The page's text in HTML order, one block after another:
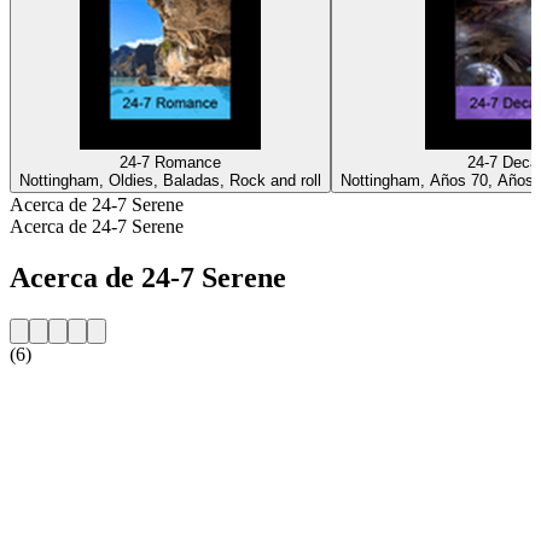
24-7 Romance
Nottingham, Oldies, Baladas, Rock and roll
24-7
Nottingham, Años 70,
Acerca de 24-7 Serene
Acerca de 24-7 Serene
Acerca de 24-7 Serene
(6)